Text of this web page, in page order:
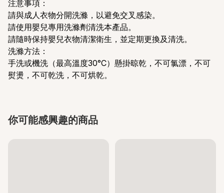
注意事項：
請與成人衣物分開洗滌，以避免交叉感染。
請使用嬰兒專用洗滌劑清洗本產品。
請隨時保持嬰兒衣物清潔衛生，並定期更換及清洗。
洗滌方法：
手洗或機洗（最高溫度30°C）懸掛晾乾，不可氯漂，不可
熨燙，不可乾洗，不可烘乾。
你可能感興趣的商品